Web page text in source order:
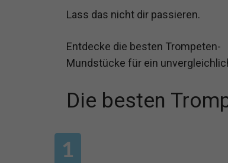
Lass das nicht dir passieren.
Entdecke die besten Trompeten-
Mundstücke für ein
Die besten